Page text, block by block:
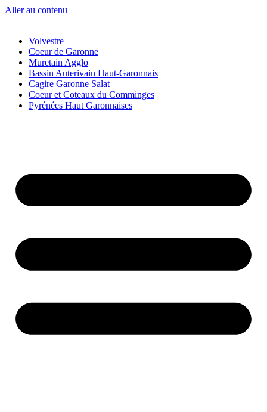
Aller au contenu
Volvestre
Coeur de Garonne
Muretain Agglo
Bassin Auterivain Haut-Garonnais
Cagire Garonne Salat
Coeur et Coteaux du Comminges
Pyrénées Haut Garonnaises